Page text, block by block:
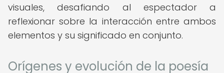
visuales, desafiando al espectador a
reflexionar sobre la interacción entre ambos
elementos y su significado en conjunto.
Orígenes y evolución de la poesía